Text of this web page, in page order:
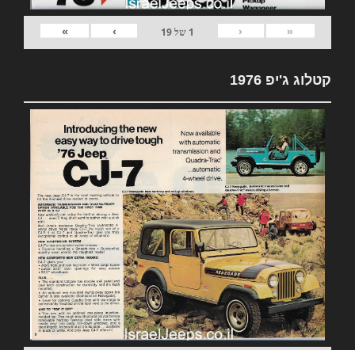
«
‹
1 של19
›
»
קטלוג ג'יפ 1976